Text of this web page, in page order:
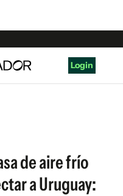
Login
de aire frío
a Uruguay: